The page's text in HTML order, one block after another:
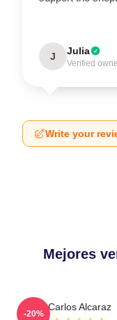
J Julia
Verified
Write your
Mejores
Carlos Alcaraz
-20%